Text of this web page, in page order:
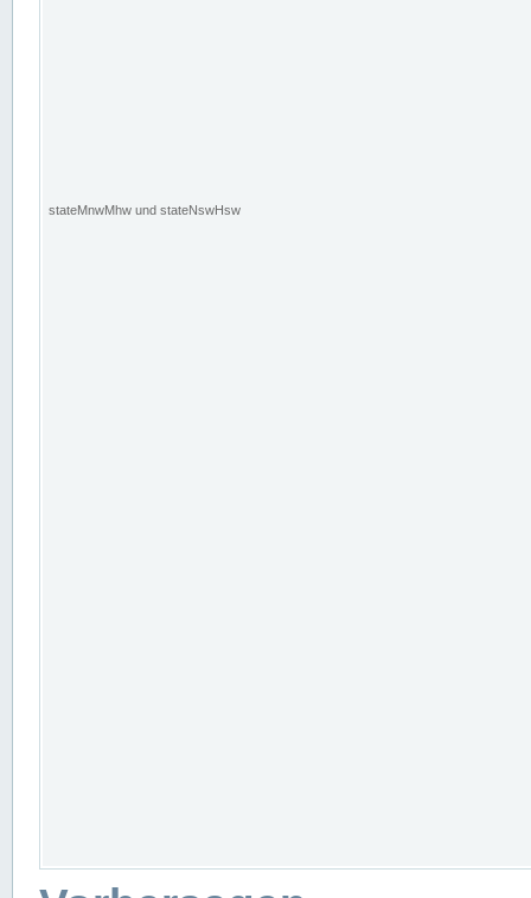
stateMnwMhw und stateNswHsw